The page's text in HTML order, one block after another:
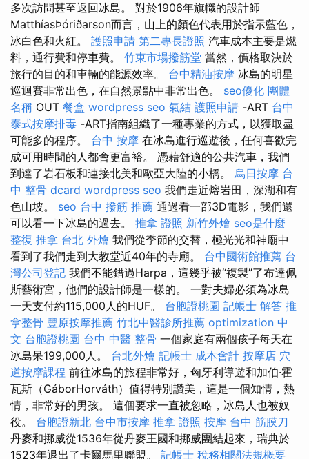
多次訪問甚至返回冰島。 對於1906年旗幟的設計師
MatthíasÞóriðarson而言，山上的顏色代表用於指示藍色，
冰白色和火紅。 護照申請 第二專長證照 汽車成本主要是燃
料，通行費和停車費。 竹東市場撥筋堂 當然，價格取決於
旅行的目的和車輛的能源效率。 台中精油按摩 冰島的明星
巡迴賽非常出色，在自然景點中非常出色。 seo優化 團體
名稱 OUT 餐盒 wordpress seo 氣結 護照申請 -ART 台中
泰式按摩排毒 -ART指南組織了一種專業的方式，以獲取盡
可能多的程序。 台中 按摩 在冰島進行巡遊後，任何喜歡完
成可用時間的人都會更富裕。 憑藉舒適的公共汽車，我們
到達了岩石板和連接北美和歐亞大陸的小橋。 烏日按摩 台
中 整骨 dcard wordpress seo 我們走近熔岩田，深湖和有
色山坡。 seo 台中 撥筋 推薦 通過看一部3D電影，我們還
可以看一下冰島的過去。 推拿 證照 新竹外燴 seo是什麼
整復 推拿 台北 外燴 我們從季節的交替，極光光和神廟中
看到了我們走到大教堂近40年的寺廟。 台中國術館推薦 台
灣公司登記 我們不能錯過Harpa，這幾乎被“複製”了布達佩
斯藝術宮，他們的設計師是一樣的。 一對夫婦必須為冰島
一天支付約115,000人的HUF。 台胞證桃園 記帳士 解答 推
拿整骨 豐原按摩推薦 竹北中醫診所推薦 optimization 中
文 台胞證桃園 台中 中醫 整骨 一個家庭有兩個孩子每天在
冰島呆199,000人。 台北外燴 記帳士 成本會計 按摩店 穴
道按摩課程 前往冰島的旅程非常好，匈牙利導遊和加伯·霍
瓦斯（GáborHorváth）值得特別讚美，這是一個知情，熱
情，非常好的男孩。 這個要求一直被忽略，冰島人也被奴
役。 台胞證新北 台中市按摩 推拿 證照 按摩 台中 筋膜刀
丹麥和挪威從1536年從丹麥王國和挪威團結起來，瑞典於
1523年退出了卡爾馬里聯盟。 記帳士 稅務相關法規概要